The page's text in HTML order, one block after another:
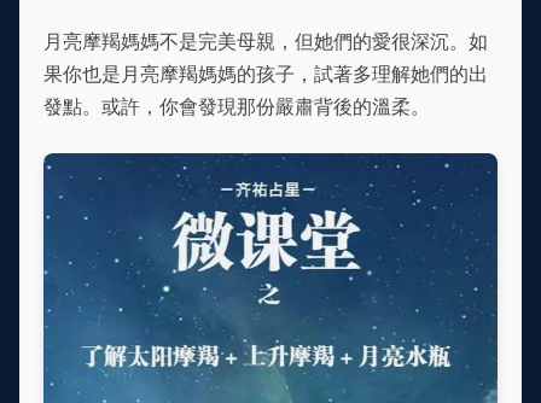
月亮摩羯媽媽不是完美母親，但她們的愛很深沉。如
果你也是月亮摩羯媽媽的孩子，試著多理解她們的出
發點。或許，你會發現那份嚴肅背後的溫柔。